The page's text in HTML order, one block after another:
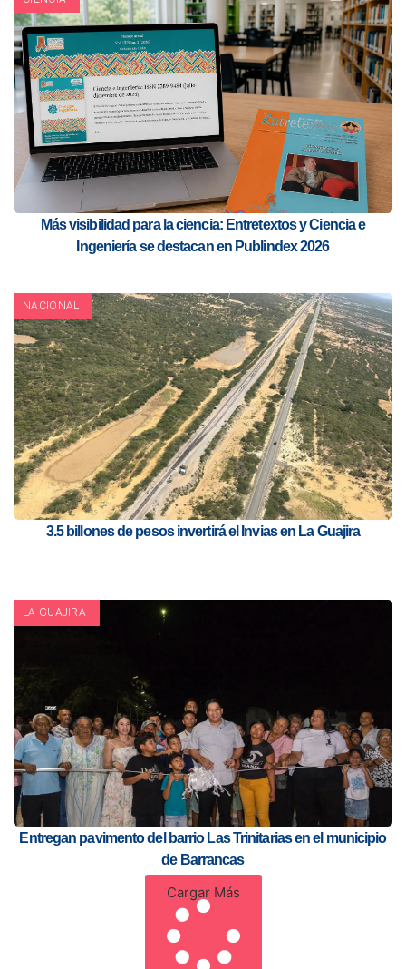
Más visibilidad para la ciencia: Entretextos y Ciencia e
Ingeniería se destacan en Publindex 2026
NACIONAL
3.5 billones de pesos invertirá el Invias en La Guajira
LA GUAJIRA
Entregan pavimento del barrio Las Trinitarias en el municipio
de Barrancas
Cargar Más